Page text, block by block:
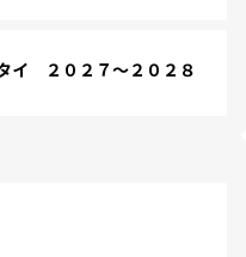
２０２７～２０２８